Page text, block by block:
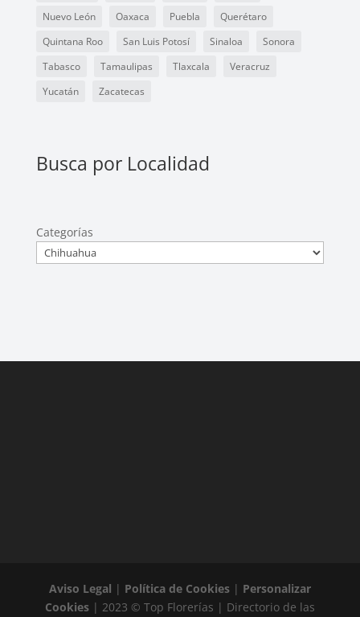
Nuevo León
Oaxaca Puebla
Querétaro
Quintana Roo
San Luis Potosí Sinaloa
Sonora
Tabasco
Tamaulipas Tlaxcala
Veracruz
Yucatán
Zacatecas
Busca por Localidad
Categorías
Aviso Legal | Política de Cookies| Personalizar
Cookies| 2023 © Top Florerías | Directorio de las